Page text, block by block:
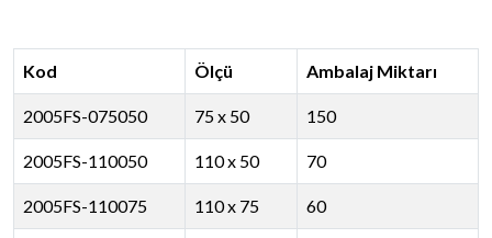
Kod Ölçü Ambalaj Miktarı
2005FS-075050 75 x 50 150
2005FS-110050 110 x 50 70
2005FS-110075 110 x 75 60